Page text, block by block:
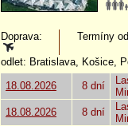
Doprava: Termíny
odlet: Bratislava, Košice,
18.08.2026
8 dní
18.08.2026
8 dní